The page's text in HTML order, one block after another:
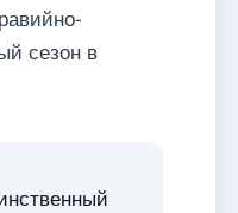
сезон в